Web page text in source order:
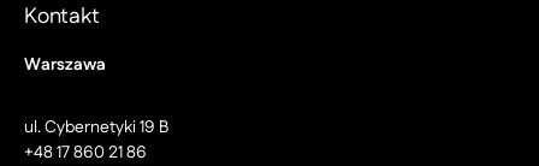
Kontakt
Warszawa
ul. Cybernetyki 19 B
+48 17 860 21 86